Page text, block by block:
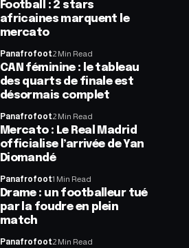
Football : 2 stars
africaines marquent le
mercato
Panafrofoot2 Min Read
CAN féminine : le tableau
des quarts de finale est
désormais complet
Panafrofoot2 Min Read
Mercato : Le Real Madrid
officialise l’arrivée de Yan
Diomandé
Panafrofoot1 Min Read
Drame : un footballeur tué
par la foudre en plein
match
Panafrofoot2 Min Read